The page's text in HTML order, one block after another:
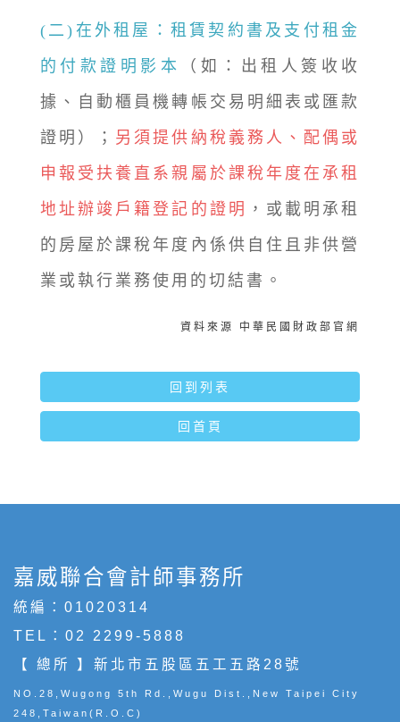
(二)在外租屋：租賃契約書及支付租金
的付款證明影本
（如：出租人簽收收
據、自動櫃員機轉帳交易明細表或匯款
證明）； 另須提供納稅義務人、配偶或
申報受扶養直系親屬於課稅年度在承租
地址辦竣戶籍登記的證明 ，或載明承租
的房屋於課稅年度內係供自住且非供營
業或執行業務使用的切結書。
資料來源 中華民國財政部官網
回到列表
回首頁
嘉威聯合會計師事務所
統編：01020314
TEL： 02 2299-5888
【 總所 】新北市五股區五工五路28號
NO.28,Wugong 5th Rd.,Wugu Dist.,New Taipei City
248,Taiwan(R.O.C)